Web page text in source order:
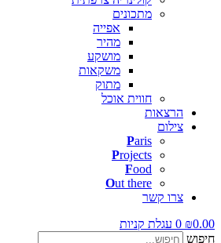
מתכונים
אפייה
מהיר
מושקע
משקאות
מתוק
חווית אוכל
הרצאות
צילום
Paris
Projects
Food
Out there
צרו קשר
₪0.00
0 עגלת קניות
חיפוש